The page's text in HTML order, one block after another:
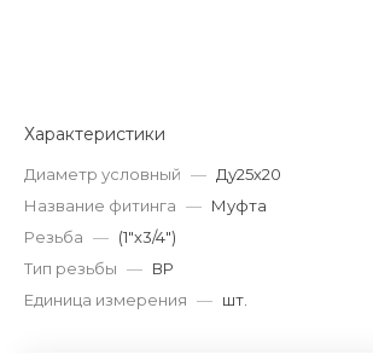
Характеристики
Диаметр условный — Ду25х20
Название фитинга — Муфта
Резьба — (1"х3/4")
Тип резьбы — ВР
Единица измерения — шт.